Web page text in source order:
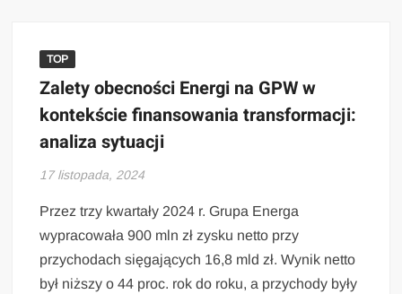
TOP
Zalety obecności Energi na GPW w
kontekście finansowania transformacji:
analiza sytuacji
17 listopada, 2024
Przez trzy kwartały 2024 r. Grupa Energa
wypracowała 900 mln zł zysku netto przy
przychodach sięgających 16,8 mld zł. Wynik netto
był niższy o 44 proc. rok do roku, a przychody były